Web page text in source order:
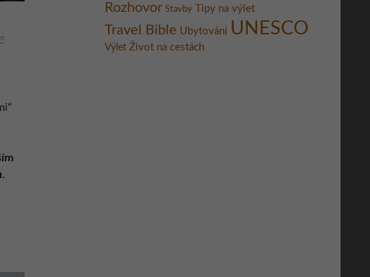
Rozhovor Stavby Tipy na výlet
Travel Bible Ubytování UNESCO
Výlet Život na cestách